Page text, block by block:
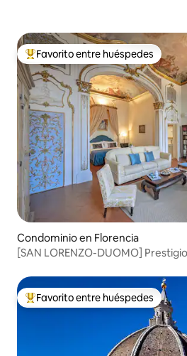
De los mejores en Favorito entre
Favorito entre huéspedes
Condominio en Florencia
[SAN LORENZO-DUOMO]
De los mejores en Favorito entre
Favorito entre huéspedes